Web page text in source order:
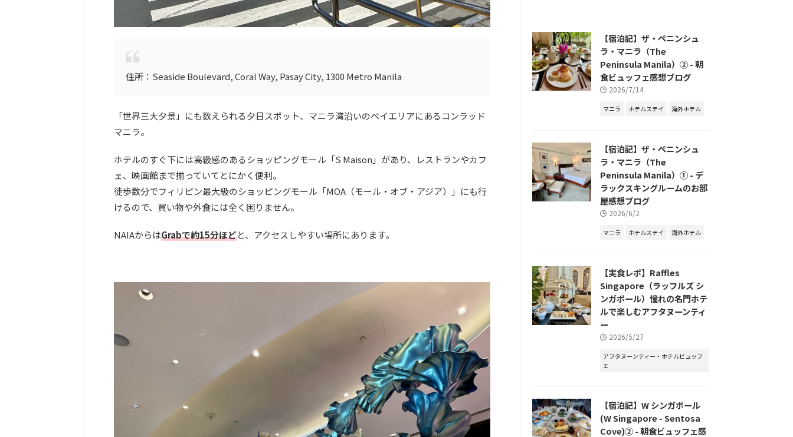
住所：Seaside Boulevard, Coral Way, Pasay City, 1300 Metro Manila
「世界三大夕景」にも数えられる夕日スポット、マニラ湾沿いのベイエリアにあるコンラッド
マニラ。
ホテルのすぐ下には高級感のあるショッピングモール「S Maison」があり、レストランやカフ
ェ、映画館まで揃っていてとにかく便利。
徒歩数分でフィリピン最大級のショッピングモール「MOA（モール・オブ・アジア）」にも行
けるので、買い物や外食には全く困りません。
NAIAからはGrabで約15分ほどと、アクセスしやすい場所にあります。
【宿泊記】ザ・ペニンシュ
ラ・マニラ（The
Peninsula Manila）② - 朝
食ビュッフェ感想ブログ
2026/7/14
マニラ ホテルステイ 海外ホテル
【宿泊記】ザ・ペニンシュ
ラ・マニラ（The
Peninsula Manila）① - デ
ラックスキングルームのお部
屋感想ブログ
2026/6/2
マニラ ホテルステイ 海外ホテル
【実食レポ】Raffles
Singapore（ラッフルズ シ
ンガポール）憧れの名門ホテ
ルで楽しむアフタヌーンティ
ー
2026/5/27
アフタヌーンティー・ホテルビュッフ
ェ
【宿泊記】W シンガポール
(W Singapore - Sentosa
Cove)② - 朝食ビュッフェ感